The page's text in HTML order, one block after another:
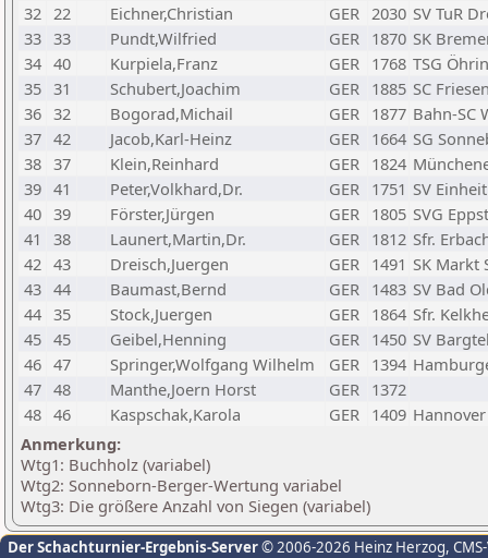
32 22 Eichner,Christian GER 2030 SV TuR
33 33 Pundt,Wilfried GER 1870 SK
34 40 Kurpiela,Franz GER 1768 TSG
35 31 Schubert,Joachim GER 1885 SC
36 32 Bogorad,Michail GER 1877 Bahn-SC
37 42 Jacob,Karl-Heinz GER 1664 SG
38 37 Klein,Reinhard GER 1824
39 41 Peter,Volkhard,Dr. GER 1751 SV
40 39 Förster,Jürgen GER 1805 SVG
41
38 Launert,Martin,Dr. GER 1812 Sfr.
42 43 Dreisch,Juergen GER 1491 SK Markt
43 44 Baumast,Bernd GER 1483 SV Bad
44 35 Stock,Juergen GER 1864 Sfr.
45 45 Geibel,Henning GER 1450 SV
46 47 Springer,Wolfgang Wilhelm GER 1394
47 48 Manthe,Joern Horst GER 1372
48 46 Kaspschak,Karola GER 1409
Anmerkung:
Wtg1: Buchholz (variabel)
Wtg2: Sonneborn-Berger-Wertung variabel
Wtg3: Die größere Anzahl von Siegen (variabel)
Der Schachturnier-Ergebnis-Server© 2006-2026 Heinz Herzog,